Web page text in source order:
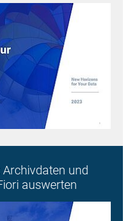
und
auswerten